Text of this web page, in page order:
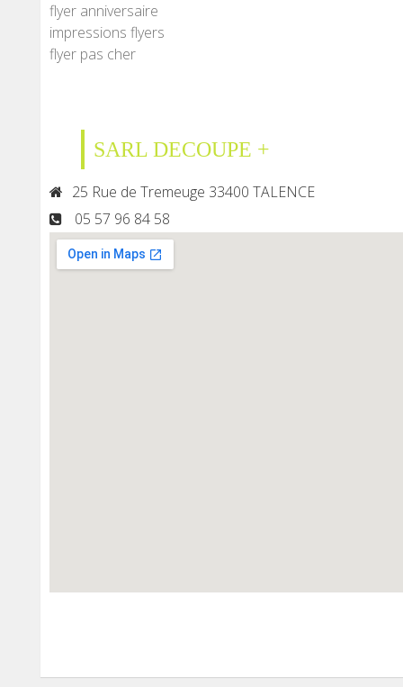
flyer anniversaire
impressions flyers
flyer pas cher
SARL DECOUPE +
25 Rue de Tremeuge 33400 TALENCE
05 57 96 84 58